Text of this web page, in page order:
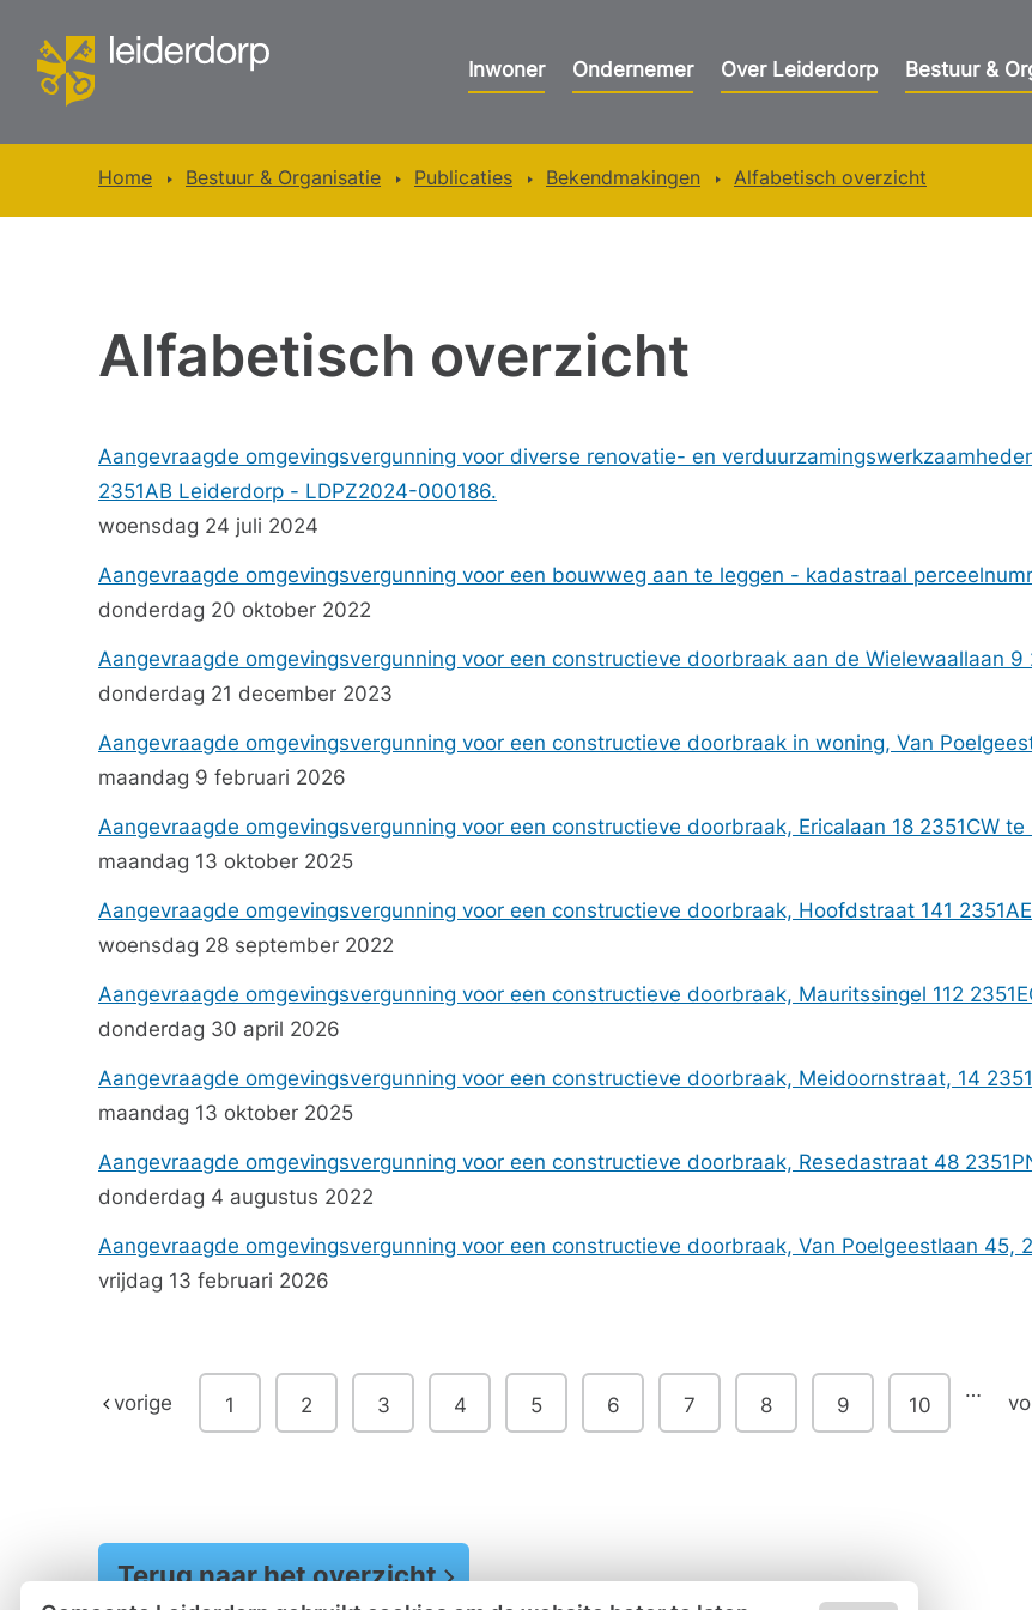
Inwoner Ondernemer Over Leiderdorp Bestuur &
Home Bestuur & Organisatie Publicaties Bekendmakingen Alfabetisch overzicht
Alfabetisch overzicht
Aangevraagde omgevingsvergunning voor diverse renovatie- en
2351AB Leiderdorp - LDPZ2024-000186.
woensdag 24 juli 2024
Aangevraagde omgevingsvergunning voor een bouwweg aan te leggen - kadastraal
donderdag 20 oktober 2022
Aangevraagde omgevingsvergunning voor een constructieve doorbraak aan de Wielewaallaan
donderdag 21 december 2023
Aangevraagde omgevingsvergunning voor een constructieve doorbraak in woning, Van
maandag 9 februari 2026
Aangevraagde omgevingsvergunning voor een constructieve doorbraak, Ericalaan 18 2351CW
maandag 13 oktober 2025
Aangevraagde omgevingsvergunning voor een constructieve doorbraak, Hoofdstraat 141
woensdag 28 september 2022
Aangevraagde omgevingsvergunning voor een constructieve doorbraak, Mauritssingel 112
donderdag 30 april 2026
Aangevraagde omgevingsvergunning voor een constructieve doorbraak, Meidoornstraat, 14
maandag 13 oktober 2025
Aangevraagde omgevingsvergunning voor een constructieve doorbraak, Resedastraat 48
donderdag 4 augustus 2022
Aangevraagde omgevingsvergunning voor een constructieve doorbraak, Van Poelgeestlaan 45,
vrijdag 13 februari 2026
vorige 1 2 3 4 5 6 7 8 9 10
…
Terug naar het overzicht